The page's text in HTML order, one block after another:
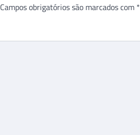
Campos obrigatórios são marcados com *